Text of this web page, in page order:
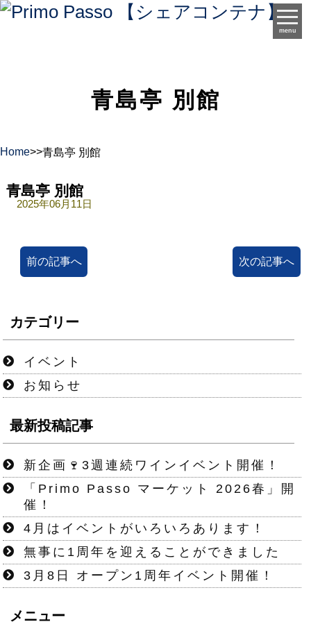
menu
青島亭 別館
Home>>青島亭 別館
青島亭 別館
2025年06月11日
前の記事へ 次の記事へ
カテゴリー
イベント
お知らせ
最新投稿記事
新企画🍷3週連続ワインイベント開催！
「Primo Passo マーケット 2026春」開
催！
4月はイベントがいろいろあります！
無事に1周年を迎えることができました
3月8日 オープン1周年イベント開催！
メニュー